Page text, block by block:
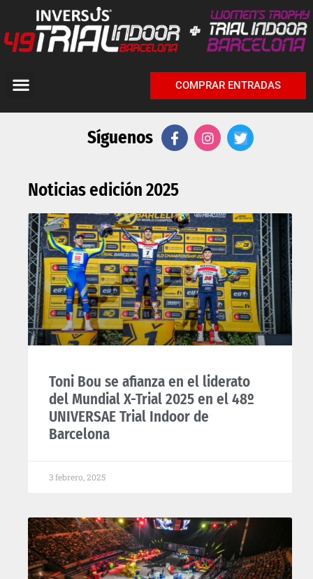
COMPRAR ENTRADAS
Síguenos
Noticias edición 2025
Toni Bou se afianza en el liderato
del Mundial X-Trial 2025 en el 48º
UNIVERSAE Trial Indoor de
Barcelona​
3 febrero, 2025